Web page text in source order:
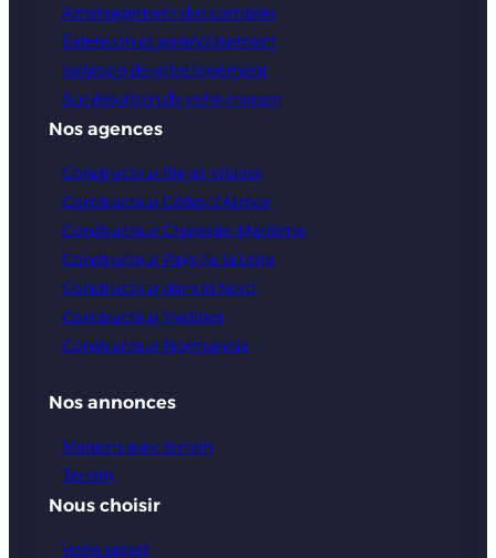
Aménagement des combles
Extension et agrandissement
Isolation de votre logement
Sur élévation de votre maison
Nos agences
Constructeur Ille-et-Vilaine
Constructeur Côtes d’Armor
Constructeur Charente-Maritime
Constructeur Pays de la Loire
Constructeur dans le Nord
Constructeur Yvelines
Constructeur Normandie
Nos annonces
Maisons avec terrain
Terrain
Nous choisir
Votre projet